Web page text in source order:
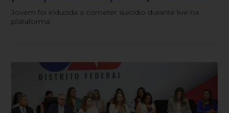
Jovem foi induzida a cometer suicídio durante live na
plataforma